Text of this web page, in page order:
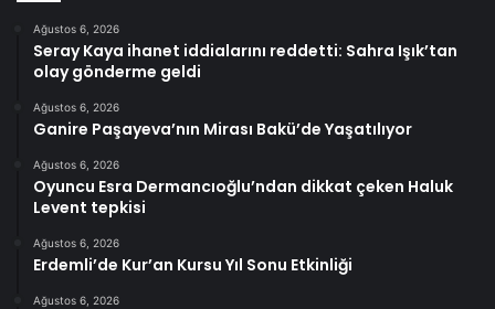
Ağustos 6, 2026
Seray Kaya ihanet iddialarını reddetti: Sahra Işık’tan
olay gönderme geldi
Ağustos 6, 2026
Ganire Paşayeva’nın Mirası Bakü’de Yaşatılıyor
Ağustos 6, 2026
Oyuncu Esra Dermancıoğlu’ndan dikkat çeken Haluk
Levent tepkisi
Ağustos 6, 2026
Erdemli’de Kur’an Kursu Yıl Sonu Etkinliği
Ağustos 6, 2026